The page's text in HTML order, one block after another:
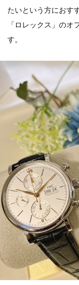
たいという方におす
「ロレックス」のオ
す。